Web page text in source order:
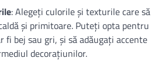
: Alegeți culorile și texturile care să
și primitoare. Puteți opta pentru
fi bej sau gri, și să adăugați accente
decorațiunilor.